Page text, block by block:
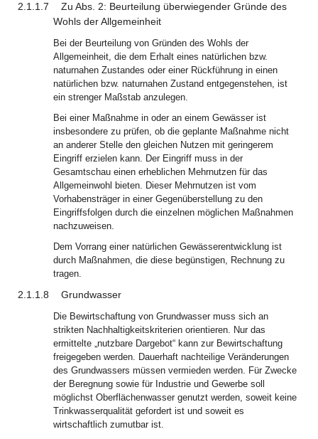
2.1.1.7
Zu Abs. 2: Beurteilung überwiegender Gründe des
Wohls der Allgemeinheit
Bei der Beurteilung von Gründen des Wohls der
Allgemeinheit, die dem Erhalt eines natürlichen bzw.
naturnahen Zustandes oder einer Rückführung in einen
natürlichen bzw. naturnahen Zustand entgegenstehen, ist
ein strenger Maßstab anzulegen.
Bei einer Maßnahme in oder an einem Gewässer ist
insbesondere zu prüfen, ob die geplante Maßnahme nicht
an anderer Stelle den gleichen Nutzen mit geringerem
Eingriff erzielen kann. Der Eingriff muss in der
Gesamtschau einen erheblichen Mehrnutzen für das
Allgemeinwohl bieten. Dieser Mehrnutzen ist vom
Vorhabensträger in einer Gegenüberstellung zu den
Eingriffsfolgen durch die einzelnen möglichen Maßnahmen
nachzuweisen.
Dem Vorrang einer natürlichen Gewässerentwicklung ist
durch Maßnahmen, die diese begünstigen, Rechnung zu
tragen.
2.1.1.8 Grundwasser
Die Bewirtschaftung von Grundwasser muss sich an
strikten Nachhaltigkeitskriterien orientieren. Nur das
ermittelte „nutzbare Dargebot“ kann zur Bewirtschaftung
freigegeben werden. Dauerhaft nachteilige Veränderungen
des Grundwassers müssen vermieden werden. Für Zwecke
der Beregnung sowie für Industrie und Gewerbe soll
möglichst Oberflächenwasser genutzt werden, soweit keine
Trinkwasserqualität gefordert ist und soweit es
wirtschaftlich zumutbar ist.